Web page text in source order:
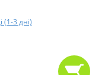
(1-3 дні)